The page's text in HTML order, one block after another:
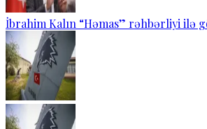
İbrahim Kalın “Həmas” rəhbərliyi ilə